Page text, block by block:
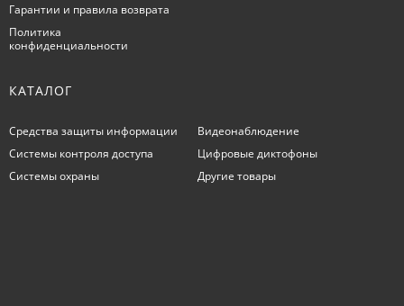
Гарантии и правила возврата
Политика
конфиденциальности
КАТАЛОГ
Средства защиты информации
Системы контроля доступа
Системы охраны
Видеонаблюдение
Цифровые диктофоны
Другие товары